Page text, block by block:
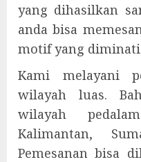
yang dihasilkan
anda bisa
motif yang
Kami melayani
wilayah luas.
wilayah
Kalimantan,
Pemesanan bisa